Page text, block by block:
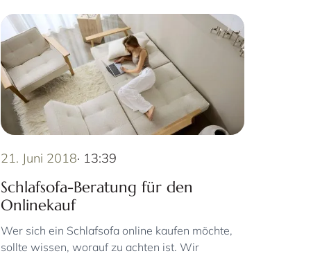
21. Juni 2018· 13:39
Schlafsofa-Beratung für den
Onlinekauf
Wer sich ein Schlafsofa online kaufen möchte,
sollte wissen, worauf zu achten ist. Wir